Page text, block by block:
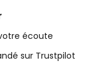
écoute
sur Trustpilot